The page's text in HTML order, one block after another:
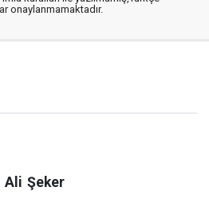
onaylanmamaktadır.
Ali Şeker